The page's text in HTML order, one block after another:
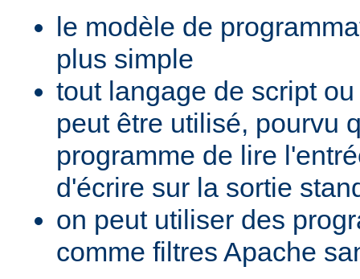
le modèle de
plus simple
tout langage de script
peut être utilisé, pourvu
programme de lire
d'écrire sur la sortie
on peut utiliser des
comme filtres Apache